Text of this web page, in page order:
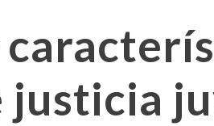
justicia